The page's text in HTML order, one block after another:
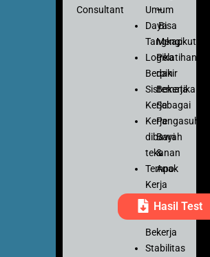
Consultant
Umum
Daya
Tangkap
Logika
Berpikir
Sistematika
Kerja
Kerja
dibawah
tekanan
Tempo
Kerja
Ketelitian
Motivasi
Bekerja
Stabilitas
–
Bisa
Mengikuti
Pelatihan
dan
Bekerja
Sebagai
Pengasuh
Bayi
&
Anak
Hasil Test